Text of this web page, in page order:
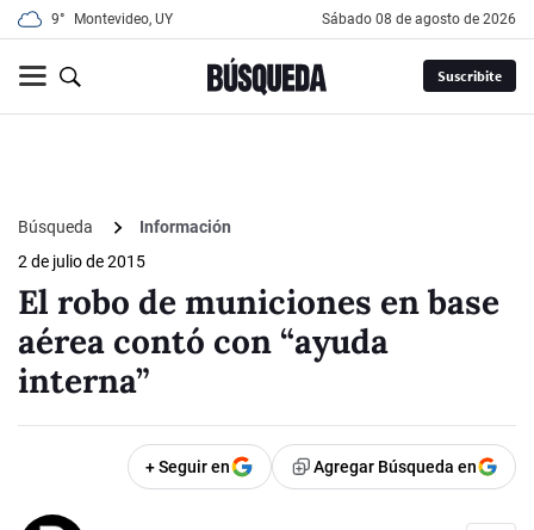
9° Montevideo, UY sábado 08 de agosto de 2026
Suscribite
Búsqueda
Información
2 de julio de 2015
El robo de municiones en base
aérea contó con “ayuda
interna”
+ Seguir en Agregar Búsqueda en